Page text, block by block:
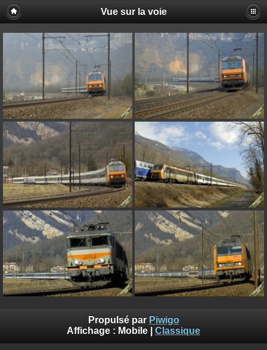
Vue sur la voie
Propulsé par Piwigo
Affichage : Mobile Classique